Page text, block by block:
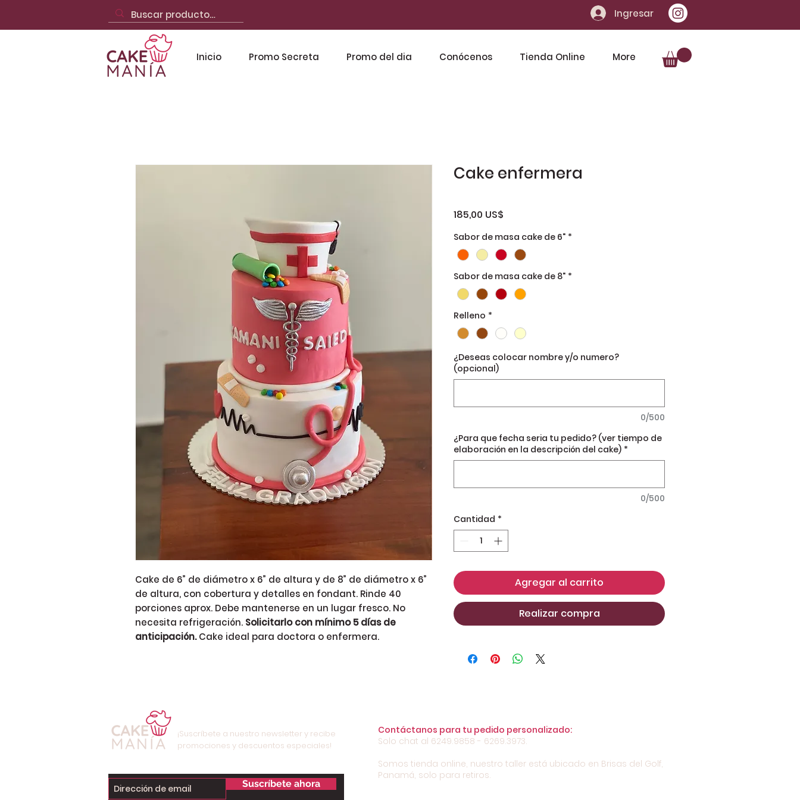
Ingresar
Inicio Promo Secreta Promo del dia Conócenos Tienda Online More
Cake de 6” de diámetro x 6” de altura y de 8” de diámetro x 6”
de altura, con cobertura y detalles en fondant. Rinde 40
porciones aprox. Debe mantenerse en un lugar fresco. No
necesita refrigeración. Solicitarlo con mínimo 5 días de
anticipación.Cake ideal para doctora o enfermera.
Cake enfermera
185,00 US$
Sabor de masa cake de 6" *
Sabor de masa cake de 8" *
Relleno *
¿Deseas colocar nombre y/o numero?
(opcional)
0/500
¿Para que fecha seria tu pedido? (ver tiempo de
elaboración en la descripción del cake) *
0/500
Cantidad *
Agregar al carrito
Realizar compra
¡Suscríbete a nuestro newsletter y recibe
promociones y descuentos especiales!
Suscríbete ahora
Contáctanos para tu pedido personalizado:
Solo chat al 6249.9858 - 6269.3973.
Somos tienda online, nuestro taller está ubicado en Brisas del Golf,
Panamá, solo para retiros.